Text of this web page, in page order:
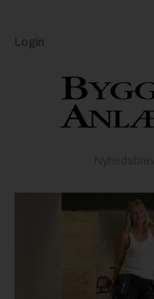
Login
Byggeriets udvikling
Materialer og løsninger